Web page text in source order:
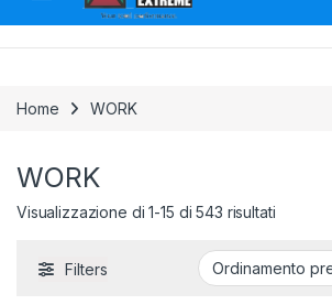
Home WORK
WORK
Visualizzazione di 1-15 di 543 risultati
Filters